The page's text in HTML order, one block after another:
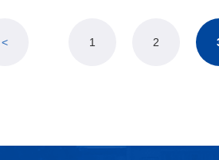
< 1 2